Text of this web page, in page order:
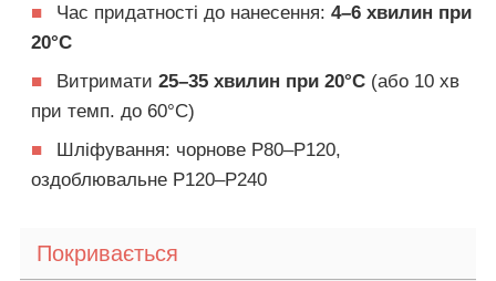
■
Час придатності до нанесення: 4–6 хвилин при
20°C
■
Витримати 25–35 хвилин при 20°C (або 10 хв
при темп. до 60°C)
■
Шліфування: чорнове P80–P120,
оздоблювальне P120–P240
Покривається